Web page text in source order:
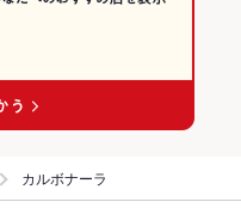
カルボナーラ